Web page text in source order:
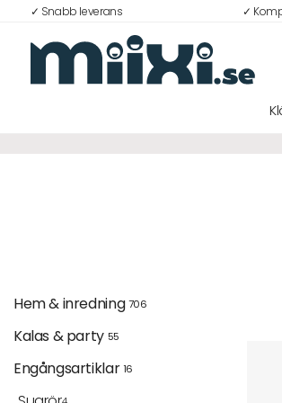
✓ Snabb leverans ✓
Bli medlem i Club Miixi
Hem & inredning 706
Kalas & party 55
Engångsartiklar 16